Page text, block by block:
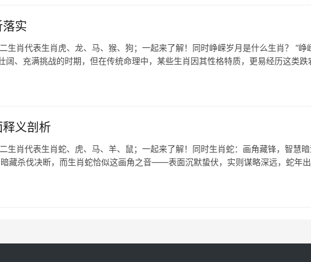
实
生肖代表生肖虎、龙、马、猴、狗；一起来了解！同时峥嵘岁月是什么生肖？ “峥
阔、充满挑战的时期，但在传统命理中，某些生肖因其性格特质，更易经历这类跌
义剖析
生肖代表生肖蛇、虎、马、羊、鼠；一起来了解！同时生肖蛇：画角藏锋，智慧暗
藏杀伐决断，而生肖蛇恰似这画角之音——表面沉默蛰伏，实则谋略深远，蛇年